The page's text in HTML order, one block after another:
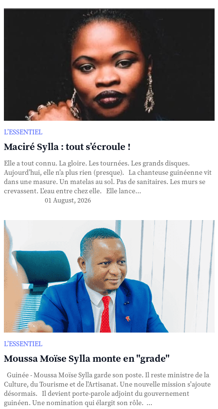
L’ESSENTIEL
Maciré Sylla : tout s’écroule !
Elle a tout connu. La gloire. Les tournées. Les grands disques.
Aujourd’hui, elle n’a plus rien (presque). La chanteuse guinéenne vit
dans une masure. Un matelas au sol. Pas de sanitaires. Les murs se
crevassent. L'eau entre chez elle. Elle lance...
01 August, 2026
L’ESSENTIEL
Moussa Moïse Sylla monte en "grade"
Guinée - Moussa Moïse Sylla garde son poste. Il reste ministre de la
Culture, du Tourisme et de l'Artisanat. Une nouvelle mission s'ajoute
désormais. Il devient porte-parole adjoint du gouvernement
guinéen. Une nomination qui élargit son rôle. ...